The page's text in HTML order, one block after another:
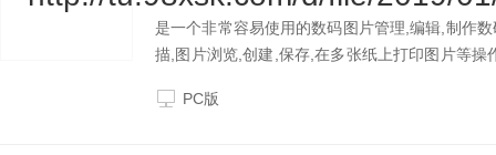
是一个非常容易使用的数码图片管理,编辑,制作
描,图片浏览,创建,保存,在多张纸上打印图片等
PC版